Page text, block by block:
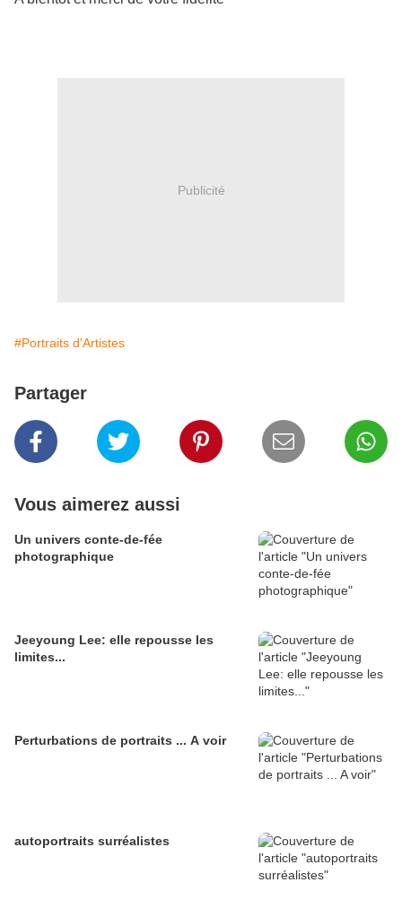
Publicité
#Portraits d'Artistes
Partager
Vous aimerez aussi
Un univers conte-de-fée
photographique
Jeeyoung Lee: elle repousse les
limites...
Perturbations de portraits ... A voir
autoportraits surréalistes